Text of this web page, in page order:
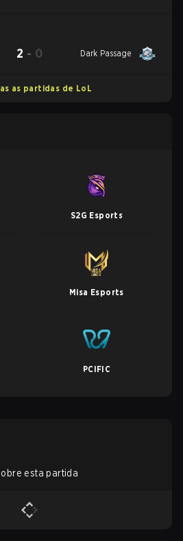
2 - 0 Dark Passage
as partidas de LoL
S2G Esports
Misa Esports
PCIFIC
esta partida